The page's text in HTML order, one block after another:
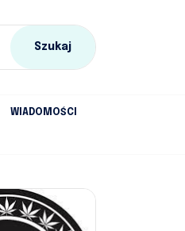
WIADOMOŚCI